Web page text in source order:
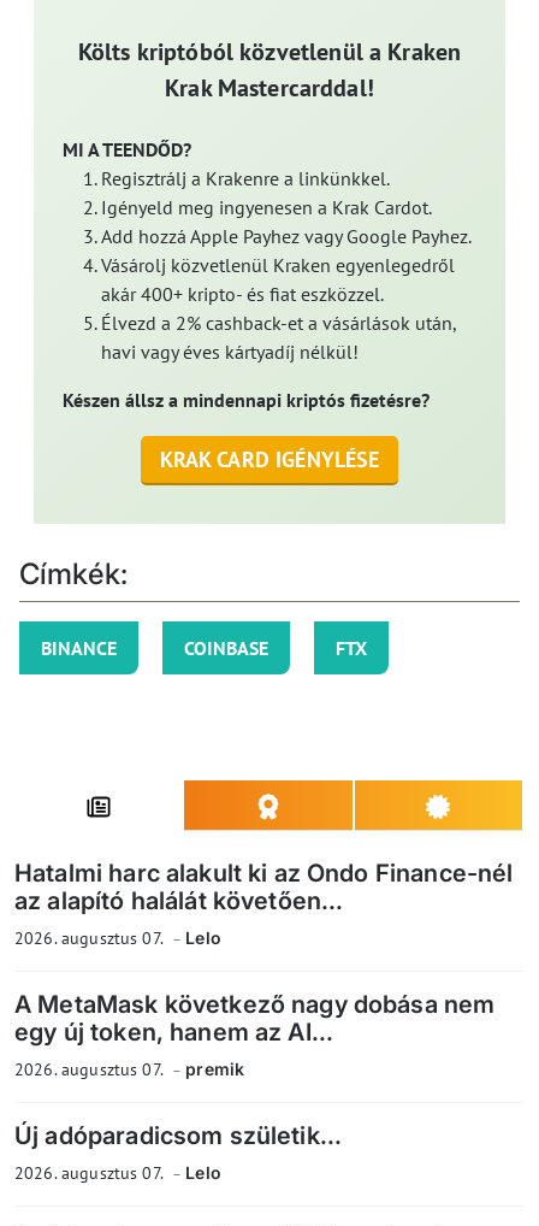
Költs kriptóból közvetlenül a Kraken
Krak Mastercarddal!
MI A TEENDŐD?
Regisztrálj a Krakenre a linkünkkel.
Igényeld meg ingyenesen a Krak Cardot.
Add hozzá Apple Payhez vagy Google Payhez.
Vásárolj közvetlenül Kraken egyenlegedről
akár 400+ kripto- és fiat eszközzel.
Élvezd a 2% cashback-et a vásárlások után,
havi vagy éves kártyadíj nélkül!
Készen állsz a mindennapi kriptós fizetésre?
KRAK CARD IGÉNYLÉSE
Címkék:
BINANCE COINBASE FTX
Hatalmi harc alakult ki az Ondo Finance-nél
az alapító halálát követően...
2026. augusztus 07. Lelo
A MetaMask következő nagy dobása nem
egy új token, hanem az AI...
2026. augusztus 07. premik
Új adóparadicsom születik...
2026. augusztus 07. Lelo